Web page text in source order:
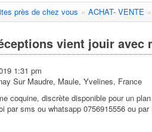
près de chez vous » ACHAT- VENTE »
vient jouir avec
1:31 pm
Sur Maudre, Maule, Yvelines, France
coquine, discrète disponible pour un
par sms ou whatsapp 0756915556 ou